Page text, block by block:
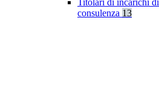
Titolari di incarichi
consulenza 13